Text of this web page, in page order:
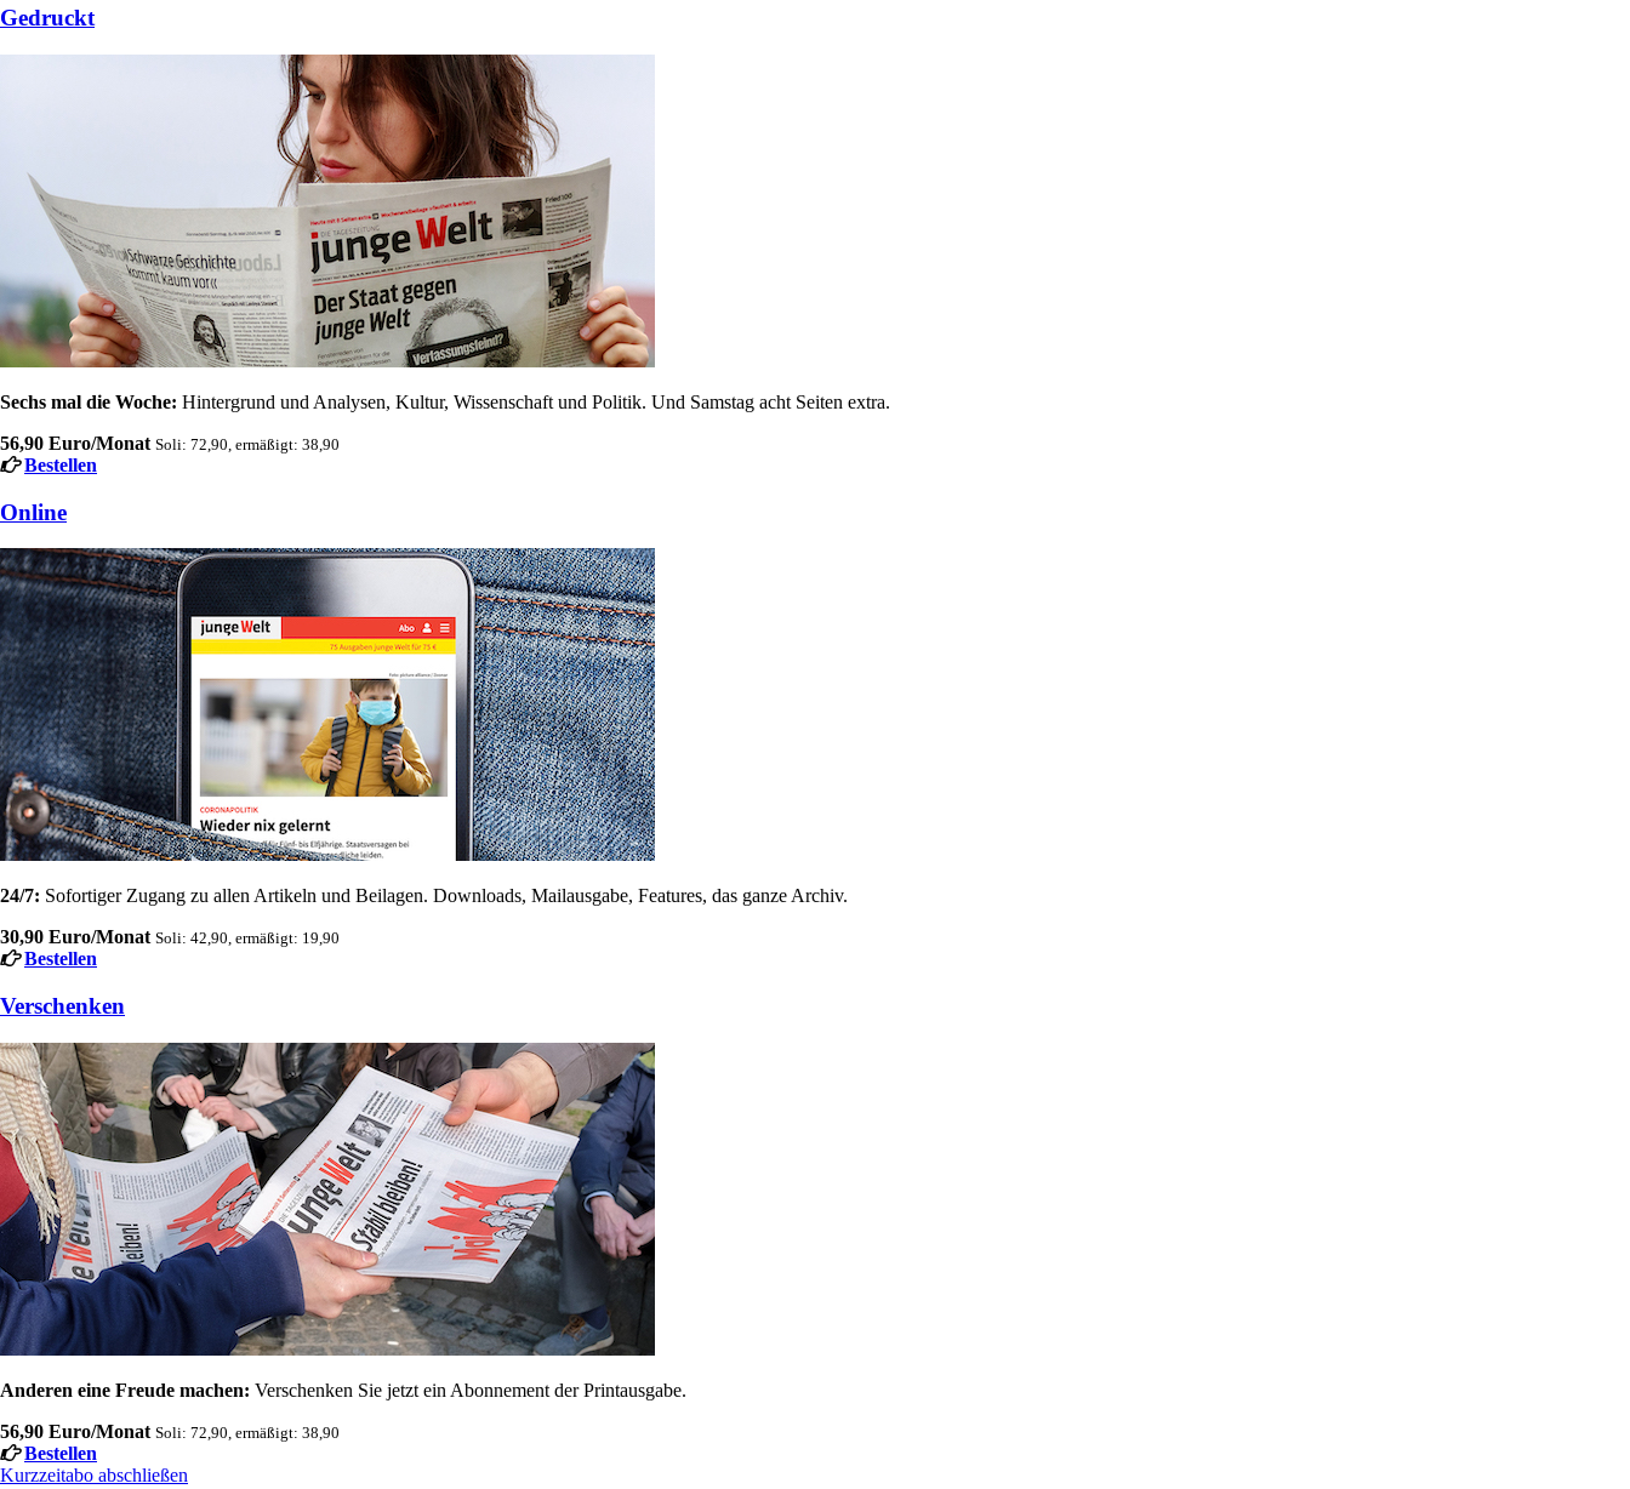
Gedruckt
Sechs mal die Woche: Hintergrund und Analysen, Kultur, Wissenschaft und Politik. Und Samstag acht Seiten extra.
56,90 Euro/Monat Soli: 72,90, ermäßigt: 38,90
Bestellen
Online
24/7: Sofortiger Zugang zu allen Artikeln und Beilagen. Downloads, Mailausgabe, Features, das ganze Archiv.
30,90 Euro/Monat Soli: 42,90, ermäßigt: 19,90
Bestellen
Verschenken
Anderen eine Freude machen: Verschenken Sie jetzt ein Abonnement der Printausgabe.
56,90 Euro/Monat Soli: 72,90, ermäßigt: 38,90
Bestellen
Kurzzeitabo abschließen